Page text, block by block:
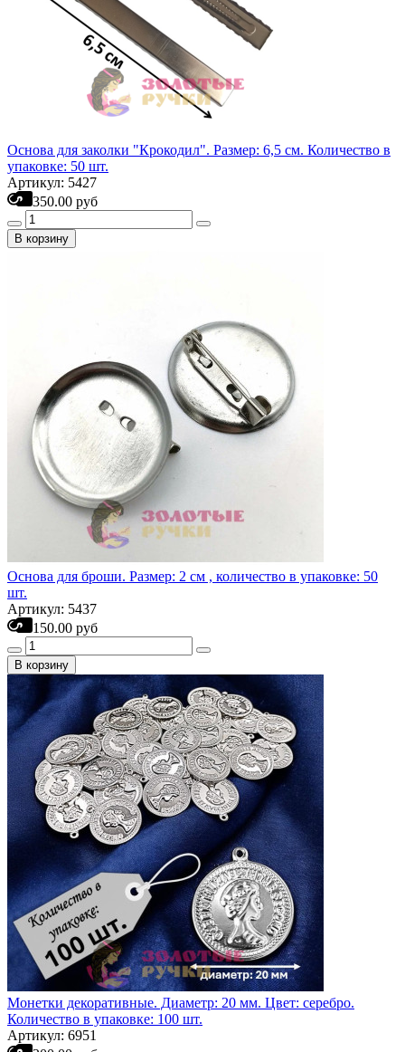
Основа для заколки "Крокодил". Размер: 6,5 см. Количество в
упаковке: 50 шт.
Артикул: 5427
350.00 руб
В корзину
Основа для броши. Размер: 2 см , количество в упаковке: 50
шт.
Артикул: 5437
150.00 руб
В корзину
Монетки декоративные. Диаметр: 20 мм. Цвет: серебро.
Количество в упаковке: 100 шт.
Артикул: 6951